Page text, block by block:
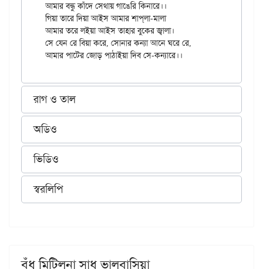
আমার বন্ধু কাঁদে সেথায় গাঙেরি কিনারে।।
গিয়া তারে দিয়া আইস আমার শাপ্‌লা-মালা
আমার তরে লইয়া আইস তাহার বুকের জ্বালা।
সে যেন রে বিয়া করে, সোনার কন্যা আনে ঘরে রে,
রাগ ও তাল
অডিও
ভিডিও
স্বরলিপি
বঁধু মিটিলনা সাধ ভালবাসিয়া